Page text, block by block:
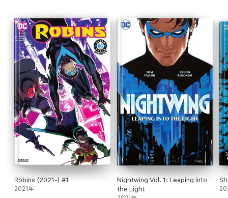
Robins (2021-) #1
2021年
Nightwing Vol. 1: Leaping into
the Light